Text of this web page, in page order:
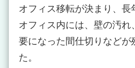
オフィス移転が決まり、長
オフィス内には、壁の汚れ
要になった間仕切りなどが
た。